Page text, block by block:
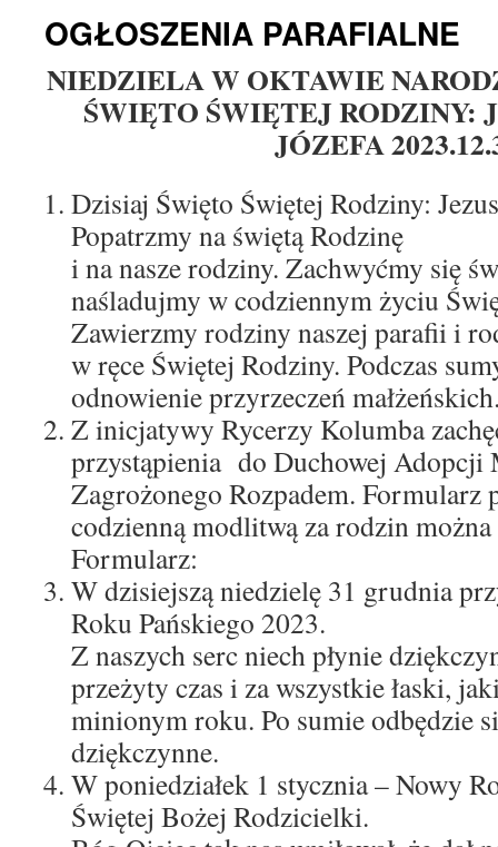
OGŁOSZENIA PARAFIALNE
NIEDZIELA W OKTAWIE
ŚWIĘTO ŚWIĘTEJ RODZINY:
JÓZEFA
Dzisiaj Święto Świętej Rodziny:
Popatrzmy na świętą Rodzinę
i na nasze rodziny. Zachwyćmy się
naśladujmy w codziennym życiu
Zawierzmy rodziny naszej parafii i
w ręce Świętej Rodziny. Podczas
odnowienie przyrzeczeń
Z inicjatywy Rycerzy Kolumba
przystąpienia do Duchowej Adopcji
Zagrożonego Rozpadem. Formularz
codzienną modlitwą za rodzin
Formularz:
W dzisiejszą niedzielę 31 grudnia
Roku Pańskiego 2023.
Z naszych serc niech płynie
przeżyty czas i za wszystkie łaski,
minionym roku. Po sumie odbędzie
dziękczynne.
W poniedziałek 1 stycznia – Nowy
Świętej Bożej Rodzicielki.